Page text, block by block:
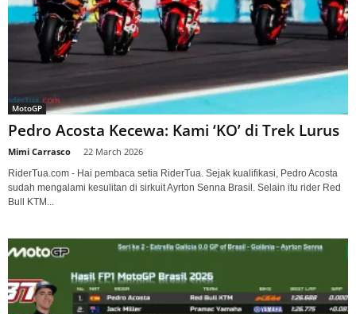
MotoGP
Pedro Acosta Kecewa: Kami ‘KO’ di Trek Lurus
Mimi Carrasco 22 March 2026
RiderTua.com - Hai pembaca setia RiderTua. Sejak kualifikasi, Pedro Acosta
sudah mengalami kesulitan di sirkuit Ayrton Senna Brasil. Selain itu rider Red
Bull KTM...